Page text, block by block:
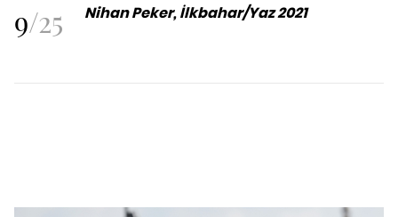
9/25 Nihan Peker, İlkbahar/Yaz 2021